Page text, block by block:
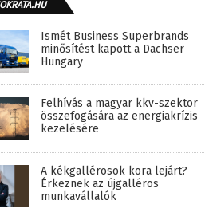
Ismét Business Superbrands
minősítést kapott a Dachser
Hungary
Felhívás a magyar kkv-szektor
összefogására az energiakrízis
kezelésére
A kékgallérosok kora lejárt?
Érkeznek az újgalléros
munkavállalók